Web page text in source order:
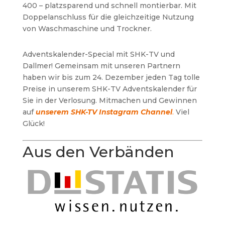
400 – platzsparend und schnell montierbar. Mit
Doppelanschluss für die gleichzeitige Nutzung
von Waschmaschine und Trockner.
Adventskalender-Special mit SHK-TV und
Dallmer! Gemeinsam mit unseren Partnern
haben wir bis zum 24. Dezember jeden Tag tolle
Preise in unserem SHK-TV Adventskalender für
Sie in der Verlosung. Mitmachen und Gewinnen
aufunserem SHK-TV Instagram Channel. Viel
Glück!
Aus den Verbänden